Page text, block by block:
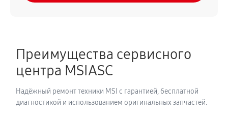
Преимущества сервисного
центра MSIASC
Надёжный ремонт техники MSI с гарантией, бесплатной
диагностикой и использованием оригинальных запчастей.